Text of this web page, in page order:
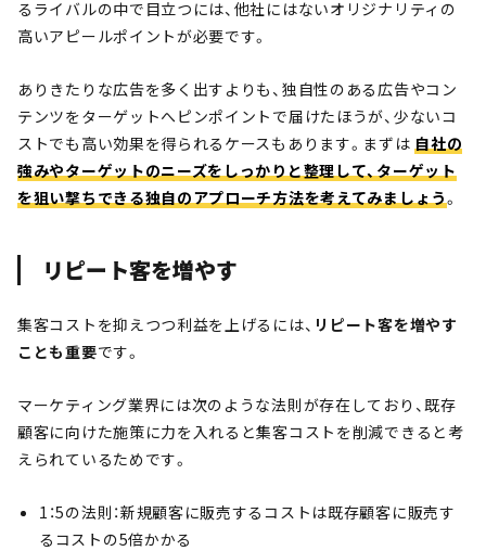
るライバルの中で目立つには、他社にはないオリジナリティの
高いアピールポイントが必要です。
ありきたりな広告を多く出すよりも、独自性のある広告やコン
テンツをターゲットへピンポイントで届けたほうが、少ないコ
ストでも高い効果を得られるケースもあります。まずは自社の
強みやターゲットのニーズをしっかりと整理して、ターゲット
を狙い撃ちできる独自のアプローチ方法を考えてみましょう。
リピート客を増やす
集客コストを抑えつつ利益を上げるには、 リピート客を増やす
ことも重要です。
マーケティング業界には次のような法則が存在しており、既存
顧客に向けた施策に力を入れると集客コストを削減できると考
えられているためです。
1：5の法則：新規顧客に販売するコストは既存顧客に販売す
るコストの5倍かかる